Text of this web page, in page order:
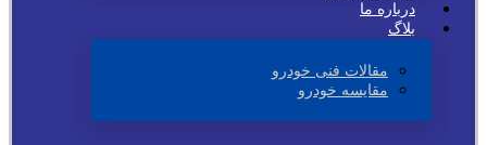
درباره ما
بلاگ
مقالات فنی خودرو
مقایسه خودرو